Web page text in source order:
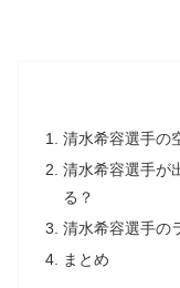
清水希容選手の
清水希容選手が
る？
清水希容選手の
まとめ